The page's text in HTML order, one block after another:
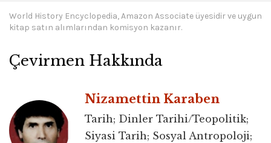
World History Encyclopedia, Amazon Associate üyesidir ve uygun
kitap satın alımlarından komisyon kazanır.
Çevirmen Hakkında
Nizamettin Karaben
Tarih; Dinler Tarihi/Teopolitik;
Siyasi Tarih; Sosyal Antropoloji;